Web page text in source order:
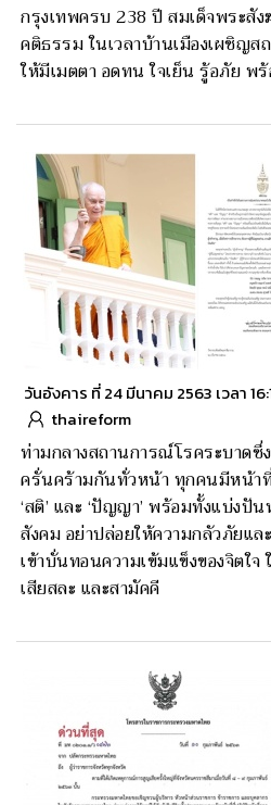
กรุงเทพครบ 238 ปี สมเด็จพระสั
คติธรรม ในเวลาบ้านเมืองเผชิญ
ให้มีเมตตา อดทน ใจเย็น รู้อภัย พ
วันอังคาร ที่ 24 มีนาคม 2563 เวลา
thaireform
ท่ามกลางสถานการณ์โรคระบาดซึ่
ครั่นคร้ามกันทั่วหน้า ทุกคนมีหน้า
‘สติ’ และ ‘ปัญญา’ พร้อมทั้งแบ่ง
สังคม อย่าปล่อยให้ความกลัวภัยแ
เข้าบั่นทอนความเข้มแข็งของจิตใ
เสียสละ และสามัคคี